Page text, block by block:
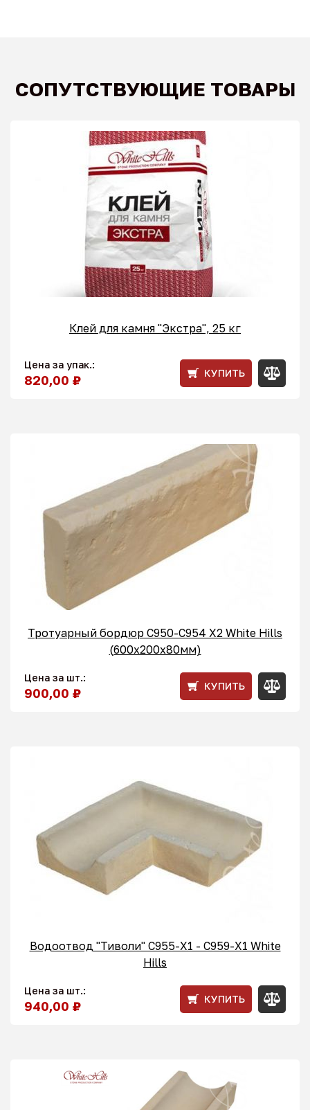
СОПУТСТВУЮЩИЕ ТОВАРЫ
Клей для камня "Экстра", 25 кг
Цена за упак.:
820,00 ₽ КУПИТЬ
Тротуарный бордюр С950-C954 X2 White Hills
(600x200x80мм)
Цена за шт.:
900,00 ₽ КУПИТЬ
Водоотвод "Тиволи" С955-X1 - C959-X1 White
Hills
Цена за шт.:
940,00 ₽ КУПИТЬ